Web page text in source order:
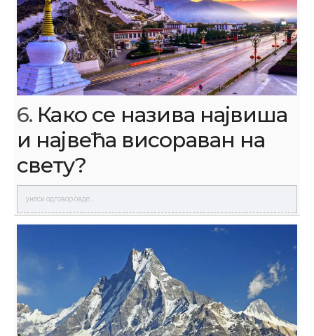
6. Како се назива највиша
и највећа висораван на
свету?